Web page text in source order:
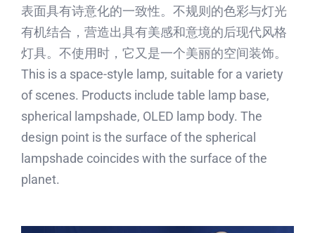
表面具有诗意化的一致性。不规则的色彩与灯光
有机结合，营造出具有美感和意境的后现代风格
灯具。不使用时，它又是一个美丽的空间装饰。
This is a space-style lamp, suitable for a variety
of scenes. Products include table lamp base,
spherical lampshade, OLED lamp body. The
design point is the surface of the spherical
lampshade coincides with the surface of the
planet.